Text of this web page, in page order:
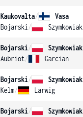
Kaukovalta/
Vasa
Bojarski / Szymkowiak
Bojarski/
Szymkowiak
Aubriot/ Garcian
Bojarski/
Szymkowiak
Kelm/ Larwig
Bojarski/
Szymkowiak